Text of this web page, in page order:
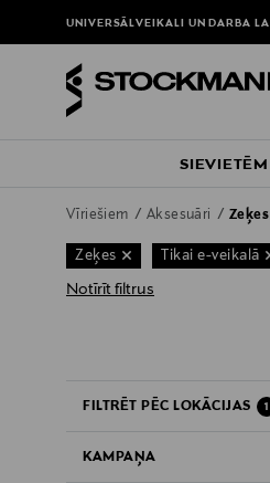
UNIVERSĀLVEIKALI UN DARBA
SIEVIETĒM
Vīriešiem Aksesuāri Zeķes
Zeķes Tikai e-veikalā
Notīrīt filtrus
FILTRĒT PĒC LOKĀCIJAS 1
KAMPAŅA